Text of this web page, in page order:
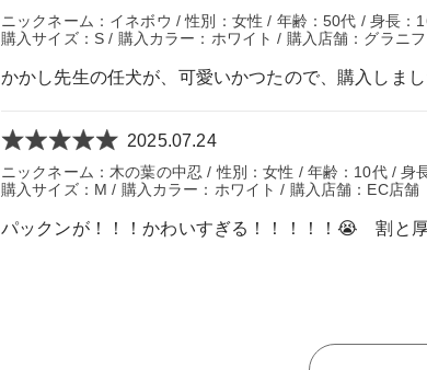
ニックネーム：イネボウ / 性別：女性 / 年齢：50代 / 身長
購入サイズ：S / 購入カラー：ホワイト / 購入店舗：グラニ
かかし先生の任犬が、可愛いかつたので、購入しまし
2025.07.24
ニックネーム：木の葉の中忍 / 性別：女性 / 年齢：10代 /
購入サイズ：M / 購入カラー：ホワイト / 購入店舗：EC店舗
パックンが！！！かわいすぎる！！！！！😭 割と